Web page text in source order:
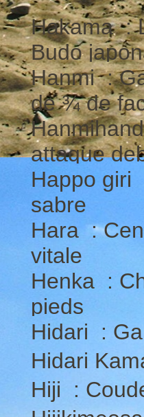
Hakama :
Budo
Hanmi :
de ¾ de
attaque
Happo giri
sabre
Hara :
vitale
Henka :
pieds
Hidari :
Hidari
Hiji :